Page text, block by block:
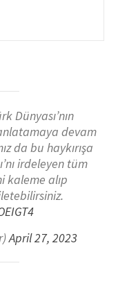
Dünyası’nın
devam
da bu haykırışa
irdeleyen tüm
kaleme alıp
April 27, 2023